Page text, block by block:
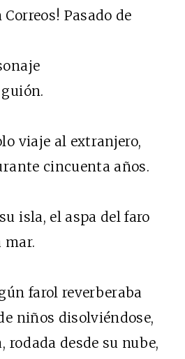
Pasado de
viaje al extranjero,
cincuenta años.
isla, el aspa del faro
farol reverberaba
niños disolviéndose,
desde su nube,